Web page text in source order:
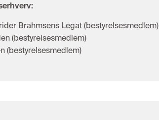
Brahmsens Legat (bestyrelsesmedlem)
(bestyrelsesmedlem)
(bestyrelsesmedlem)